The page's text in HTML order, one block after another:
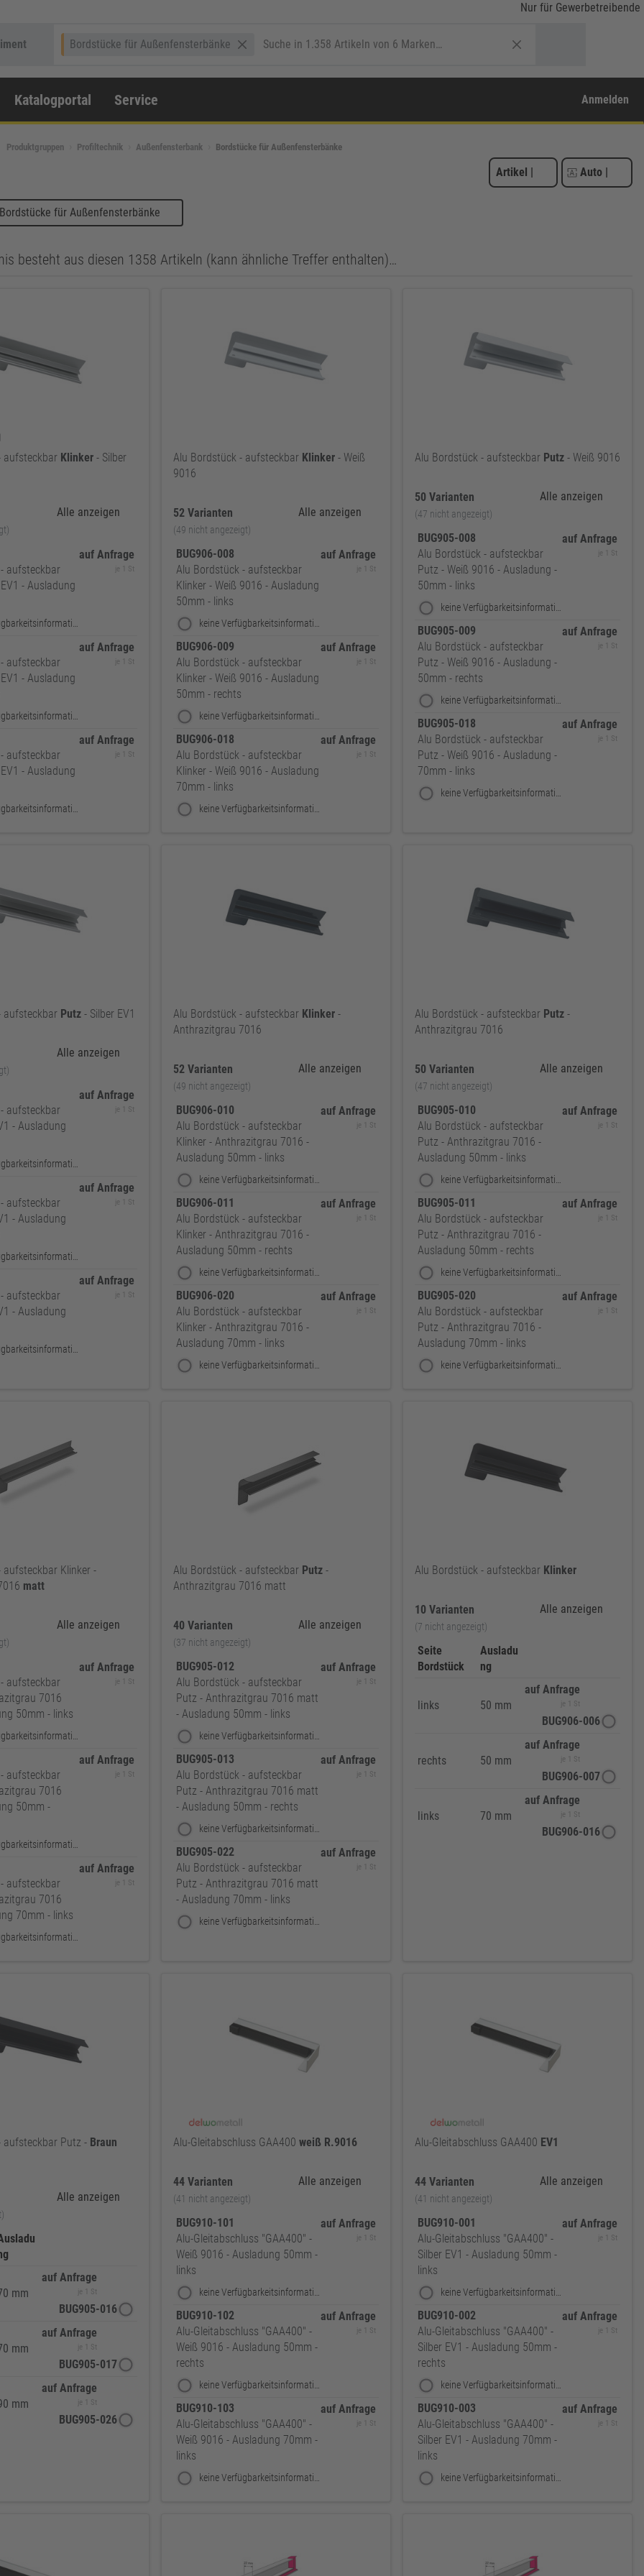
Nur für Gewerbetreibende
Bordstücke für Außenfensterbänke
Katalogportal Service Anmelden
Produktgruppen Profiltechnik Außenfensterbank Bordstücke für Außenfensterbänke
Artikel | Auto |
für Außenfensterbänke
besteht aus diesen 1358 Artikeln (kann ähnliche Treffer enthalten)…
aufsteckbar Klinker - Silber
Alle anzeigen
aufsteckbar
- Ausladung
keine Verfügbarkeitsinformationen
auf Anfrage
je 1 St
aufsteckbar
- Ausladung
keine Verfügbarkeitsinformationen
auf Anfrage
je 1 St
aufsteckbar
- Ausladung
keine Verfügbarkeitsinformationen
auf Anfrage
je 1 St
Alu Bordstück - aufsteckbar Klinker - Weiß
9016
52 Varianten
(49 nicht angezeigt)
Alle anzeigen
BUG906-008
Alu Bordstück - aufsteckbar
Klinker - Weiß 9016 - Ausladung
50mm - links
keine Verfügbarkeitsinformationen
auf Anfrage
je 1 St
BUG906-009
Alu Bordstück - aufsteckbar
Klinker - Weiß 9016 - Ausladung
50mm - rechts
keine Verfügbarkeitsinformationen
auf Anfrage
je 1 St
BUG906-018
Alu Bordstück - aufsteckbar
Klinker - Weiß 9016 - Ausladung
70mm - links
keine Verfügbarkeitsinformationen
auf Anfrage
je 1 St
Alu Bordstück - aufsteckbar Putz - Weiß 9016
50 Varianten
(47 nicht angezeigt)
Alle anzeigen
BUG905-008
Alu Bordstück - aufsteckbar
Putz - Weiß 9016 - Ausladung -
50mm - links
keine Verfügbarkeitsinformationen
auf Anfrage
je 1 St
BUG905-009
Alu Bordstück - aufsteckbar
Putz - Weiß 9016 - Ausladung -
50mm - rechts
keine Verfügbarkeitsinformationen
auf Anfrage
je 1 St
BUG905-018
Alu Bordstück - aufsteckbar
Putz - Weiß 9016 - Ausladung -
70mm - links
keine Verfügbarkeitsinformationen
auf Anfrage
je 1 St
aufsteckbar Putz - Silber EV1
Alle anzeigen
aufsteckbar
- Ausladung
keine Verfügbarkeitsinformationen
auf Anfrage
je 1 St
aufsteckbar
- Ausladung
keine Verfügbarkeitsinformationen
auf Anfrage
je 1 St
aufsteckbar
- Ausladung
keine Verfügbarkeitsinformationen
auf Anfrage
je 1 St
Alu Bordstück - aufsteckbar Klinker -
Anthrazitgrau 7016
52 Varianten
(49 nicht angezeigt)
Alle anzeigen
BUG906-010
Alu Bordstück - aufsteckbar
Klinker - Anthrazitgrau 7016 -
Ausladung 50mm - links
keine Verfügbarkeitsinformationen
auf Anfrage
je 1 St
BUG906-011
Alu Bordstück - aufsteckbar
Klinker - Anthrazitgrau 7016 -
Ausladung 50mm - rechts
keine Verfügbarkeitsinformationen
auf Anfrage
je 1 St
BUG906-020
Alu Bordstück - aufsteckbar
Klinker - Anthrazitgrau 7016 -
Ausladung 70mm - links
keine Verfügbarkeitsinformationen
auf Anfrage
je 1 St
Alu Bordstück - aufsteckbar Putz -
Anthrazitgrau 7016
50 Varianten
(47 nicht angezeigt)
Alle anzeigen
BUG905-010
Alu Bordstück - aufsteckbar
Putz - Anthrazitgrau 7016 -
Ausladung 50mm - links
keine Verfügbarkeitsinformationen
auf Anfrage
je 1 St
BUG905-011
Alu Bordstück - aufsteckbar
Putz - Anthrazitgrau 7016 -
Ausladung 50mm - rechts
keine Verfügbarkeitsinformationen
auf Anfrage
je 1 St
BUG905-020
Alu Bordstück - aufsteckbar
Putz - Anthrazitgrau 7016 -
Ausladung 70mm - links
keine Verfügbarkeitsinformationen
auf Anfrage
je 1 St
Klinker -
matt
Alle anzeigen
aufsteckbar
7016
50mm - links
keine Verfügbarkeitsinformationen
auf Anfrage
je 1 St
aufsteckbar
7016
50mm -
keine Verfügbarkeitsinformationen
auf Anfrage
je 1 St
aufsteckbar
7016
70mm - links
keine Verfügbarkeitsinformationen
auf Anfrage
je 1 St
Alu Bordstück - aufsteckbar Putz -
Anthrazitgrau 7016 matt
40 Varianten
(37 nicht angezeigt)
Alle anzeigen
BUG905-012
Alu Bordstück - aufsteckbar
Putz - Anthrazitgrau 7016 matt
- Ausladung 50mm - links
keine Verfügbarkeitsinformationen
auf Anfrage
je 1 St
BUG905-013
Alu Bordstück - aufsteckbar
Putz - Anthrazitgrau 7016 matt
- Ausladung 50mm - rechts
keine Verfügbarkeitsinformationen
auf Anfrage
je 1 St
BUG905-022
Alu Bordstück - aufsteckbar
Putz - Anthrazitgrau 7016 matt
- Ausladung 70mm - links
keine Verfügbarkeitsinformationen
auf Anfrage
je 1 St
Alu Bordstück - aufsteckbar Klinker
10 Varianten
(7 nicht angezeigt)
Alle anzeigen
Seite
Bordstück
Ausladu
ng
links 50 mm
auf Anfrage
je 1 St
BUG906-006
rechts 50 mm
auf Anfrage
je 1 St
BUG906-007
links 70 mm
auf Anfrage
je 1 St
BUG906-016
aufsteckbar Putz - Braun
Alle anzeigen
mm
auf Anfrage
je 1 St
BUG905-016
mm
auf Anfrage
je 1 St
BUG905-017
mm
auf Anfrage
je 1 St
BUG905-026
Alu-Gleitabschluss GAA400 weiß R.9016
44 Varianten
(41 nicht angezeigt)
Alle anzeigen
BUG910-101
Alu-Gleitabschluss "GAA400" -
Weiß 9016 - Ausladung 50mm -
links
keine Verfügbarkeitsinformationen
auf Anfrage
je 1 St
BUG910-102
Alu-Gleitabschluss "GAA400" -
Weiß 9016 - Ausladung 50mm -
rechts
keine Verfügbarkeitsinformationen
auf Anfrage
je 1 St
BUG910-103
Alu-Gleitabschluss "GAA400" -
Weiß 9016 - Ausladung 70mm -
links
keine Verfügbarkeitsinformationen
auf Anfrage
je 1 St
Alu-Gleitabschluss GAA400 EV1
44 Varianten
(41 nicht angezeigt)
Alle anzeigen
BUG910-001
Alu-Gleitabschluss "GAA400" -
Silber EV1 - Ausladung 50mm -
links
keine Verfügbarkeitsinformationen
auf Anfrage
je 1 St
BUG910-002
Alu-Gleitabschluss "GAA400" -
Silber EV1 - Ausladung 50mm -
rechts
keine Verfügbarkeitsinformationen
auf Anfrage
je 1 St
BUG910-003
Alu-Gleitabschluss "GAA400" -
Silber EV1 - Ausladung 70mm -
links
keine Verfügbarkeitsinformationen
auf Anfrage
je 1 St